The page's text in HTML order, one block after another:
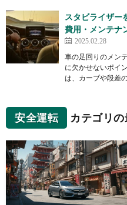
スタビライザー
費用・メンテナ
2025.02.28
車の足回りのメン
に欠かせないポイ
は、カーブや段差
安全運転 カテゴリ